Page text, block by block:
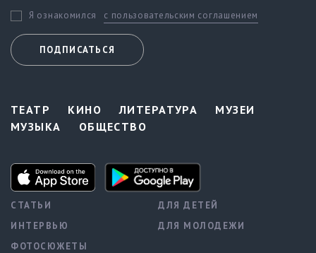
Я ознакомился с пользовательским соглашением
ПОДПИСАТЬСЯ
ТЕАТР КИНО ЛИТЕРАТУРА
МУЗЕИ
МУЗЫКА
ОБЩЕСТВО
СТАТЬИ
ИНТЕРВЬЮ
ФОТОСЮЖЕТЫ
ДЛЯ ДЕТЕЙ
ДЛЯ МОЛОДЕЖИ